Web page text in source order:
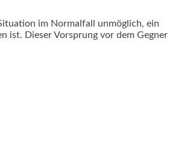
im Normalfall unmöglich, ein
ist. Dieser Vorsprung vor dem Gegner